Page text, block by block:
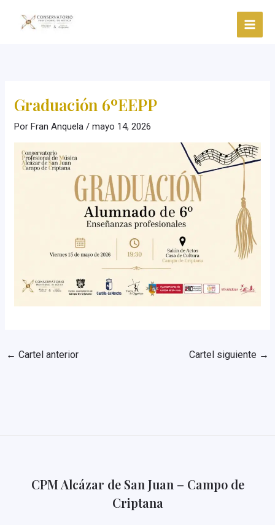
Graduación 6ºEEPP
PorFran Anquela /mayo 14, 2026
← Cartel anterior Cartel siguiente →
CPM Alcázar de San Juan – Campo de
Criptana